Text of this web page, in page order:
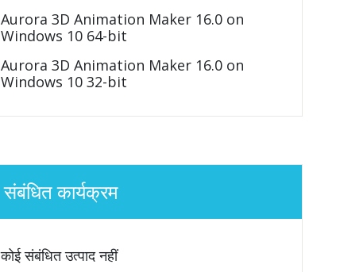
Aurora 3D Animation Maker 16.0 on
Windows 10 64-bit
Aurora 3D Animation Maker 16.0 on
Windows 10 32-bit
संबंधित कार्यक्रम
कोई संबंधित उत्पाद नहीं